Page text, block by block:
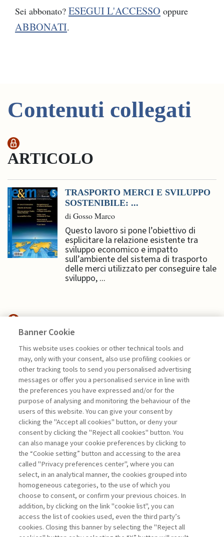
Sei abbonato? ESEGUI L'ACCESSO oppure
ABBONATI.
Contenuti collegati
ARTICOLO
TRASPORTO MERCI E SVILUPPO
SOSTENIBILE: ...
di Gosso Marco
Questo lavoro si pone l’obiettivo di
esplicitare la relazione esistente tra
sviluppo economico e impatto
sull’ambiente del sistema di trasporto
delle merci utilizzato per conseguire tale
sviluppo, ...
HIGHLIGHTS
CAPITALE DI RISCHIO: ASSET
CHIAVE PER ...
di Stefano Caselli
La consultazione dei libri è riservata esclusivamente
agli abbonati Premium
Legenda: Accedi Per registrati Per abbonati
Banner Cookie
This website uses cookies or other technical tools and
may, only with your consent, also use profiling cookies or
other tracking tools to send you personalised advertising
messages or offer you a personalised service in line with
the preferences you have expressed and/or for the
purpose of analysing and monitoring the behaviour of the
users of this website. You can give your consent by
clicking the "Accept all cookies" button, or deny your
consent by clicking the "Reject all cookies" button. You
can also manage your cookie preferences by clicking to
the “Cookie setting” button and accessing to the area
called "Privacy preferences center", where you can
select, in an analytical manner, the cookies grouped into
homogeneous categories, to the use of which you
choose to consent, or confirm your previous choices. In
addition, by clicking on the link "cookie list", you can
access the list of cookies used, even the third party’s
cookies. Closing this banner by selecting the "Reject all